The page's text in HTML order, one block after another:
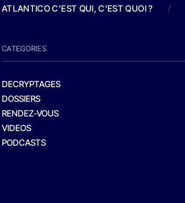
ATLANTICO C'EST QUI, C'EST QUOI ? /
CATEGORIES
DECRYPTAGES
DOSSIERS
RENDEZ-VOUS
VIDEOS
PODCASTS